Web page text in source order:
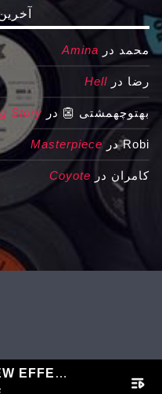
محمد در Amina
رضا در Hell
بهتوچهمشتی 👺 در Story
Robiدر Masterpiece
کامران در Coyote
THE MATTHEW EFFECT playlist_play